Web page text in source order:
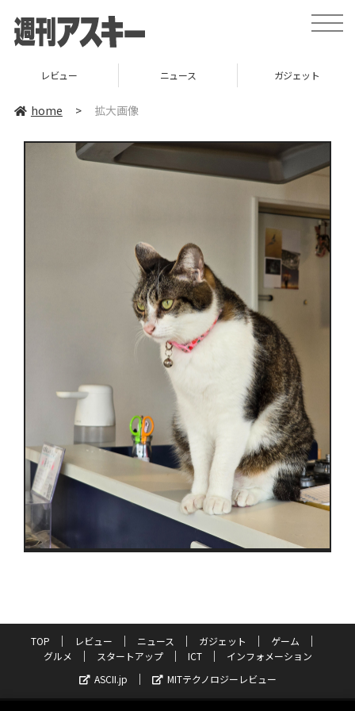
toggle
レビュー ニュース ガジェット
home > 拡大画像
TOP レビュー ニュース ガジェット
ゲーム
グルメ
スタートアップ ICT
インフォメーション
ASCII.jp
MITテクノロジーレビュー